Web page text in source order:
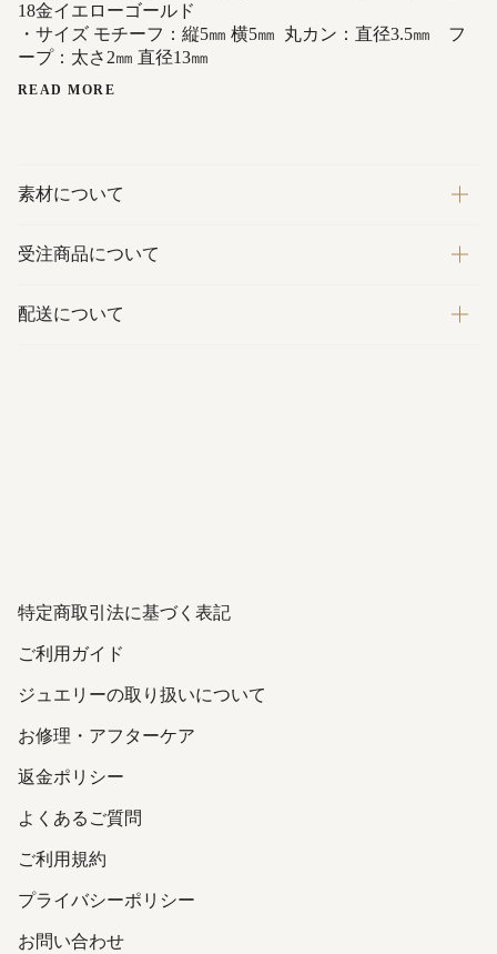
18金イエローゴールド
・サイズ モチーフ： 縦5㎜ 横5㎜ 丸カン：直径3.5㎜ フ
ープ：太さ2㎜ 直径13㎜
READ MORE
素材について
受注商品について
配送について
特定商取引法に基づく表記
ご利用ガイド
ジュエリーの取り扱いについて
お修理・アフターケア
返金ポリシー
よくあるご質問
ご利用規約
プライバシーポリシー
お問い合わせ